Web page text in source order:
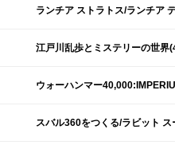
ランチア ストラトス/ランチア
江戸川乱歩とミステリーの世界
ウォーハンマー
スバル360をつくる/ラビット